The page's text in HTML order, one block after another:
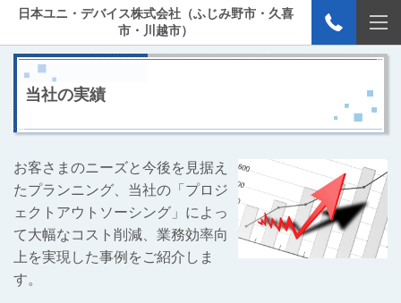
日本ユニ・デバイス株式会社（ふじみ野市・久喜
市・川越市）
当社の実績
お客さまのニーズと今後を見据え
たプランニング、 当社の「プロジ
ェクトアウトソーシング」によっ
て大幅なコスト削減、業務効率向
上を実現した事例をご紹介しま
す。